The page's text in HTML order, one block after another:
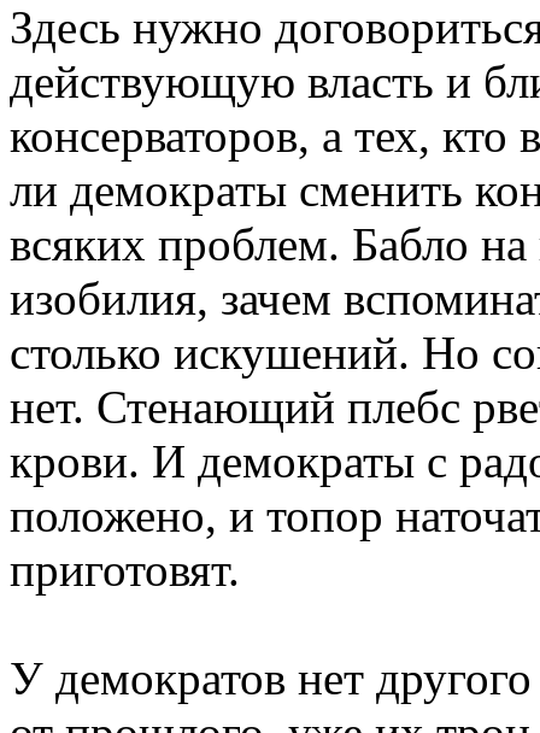
Здесь нужно
действующую власть и
консерваторов, а тех,
ли демократы сменить
всяких проблем. Бабло на
изобилия, зачем
столько искушений. Но
нет. Стенающий плебс
крови. И демократы с
положено, и топор
приготовят.
У демократов нет